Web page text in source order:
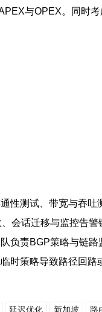
与OPEX。同时
性测试、带宽与吞
会话迁移与监控告警
负责BGP策略与链
时策略导致路径回路
延迟优化 新加坡 路